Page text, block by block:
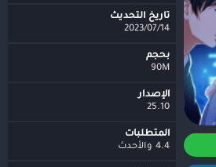
تاريخ التحديث
2023/07/14
بحجم
90M
الإصدار
25.10
المتطلبات
4.4 والأحدث